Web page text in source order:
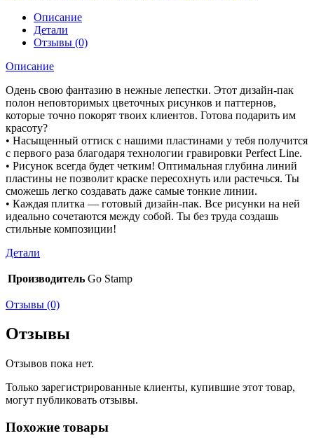
Описание
Детали
Отзывы (0)
Описание
Одень свою фантазию в нежные лепестки. Этот дизайн-пак
полон неповторимых цветочных рисунков и паттернов,
которые точно покорят твоих клиентов. Готова подарить им
красоту?
• Насыщенный оттиск с нашими пластинами у тебя получится
с первого раза благодаря технологии гравировки Perfect Line.
• Рисунок всегда будет четким! Оптимальная глубина линий
пластины не позволит краске пересохнуть или растечься. Ты
сможешь легко создавать даже самые тонкие линии.
• Каждая плитка — готовый дизайн-пак. Все рисунки на ней
идеально сочетаются между собой. Ты без труда создашь
стильные композиции!
Детали
Производитель Go Stamp
Отзывы (0)
Отзывы
Отзывов пока нет.
Только зарегистрированные клиенты, купившие этот товар,
могут публиковать отзывы.
Похожие товары